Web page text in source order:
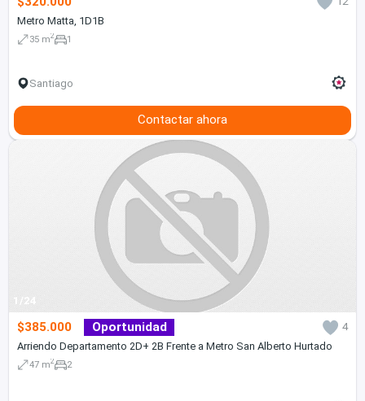
Metro Matta, 1D1B
35 m2 1
Santiago
Contactar ahora
1/24
$385.000 Oportunidad
4
Arriendo Departamento 2D+ 2B Frente a Metro San Alberto Hurtado
47 m2 2